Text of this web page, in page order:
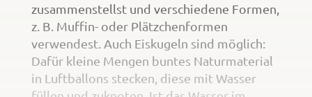
zusammenstellst und verschiedene Formen,
z. B. Muffin- oder Plätzchenformen
verwendest. Auch Eiskugeln sind möglich:
Dafür kleine Mengen buntes Naturmaterial
in Luftballons stecken, diese mit Wasser